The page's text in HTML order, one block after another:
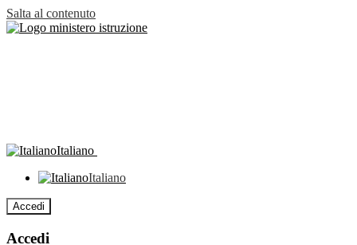
Salta al contenuto
Italiano
Italiano
Accedi
Accedi